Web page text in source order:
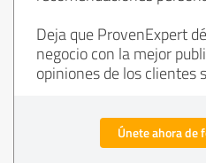
Deja que ProvenExpert
negocio con la mejor
opiniones de los clientes
Únete ahora de